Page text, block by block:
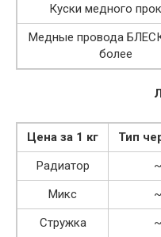
Куски медного
Медные провода
более
Цена за 1 кг
Тип
Радиатор
Микс
Стружка